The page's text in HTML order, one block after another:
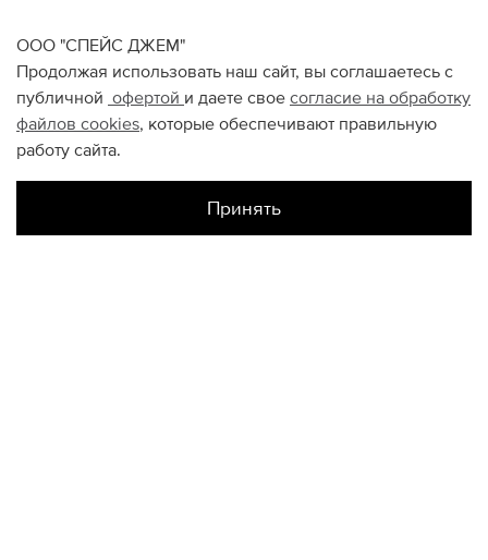
ООО "СПЕЙС ДЖЕМ"
Продолжая использовать наш сайт, вы соглашаетесь с
публичной офертой и даете свое согласие на обработку
файлов cookies, которые обеспечивают правильную
работу сайта.
Принять